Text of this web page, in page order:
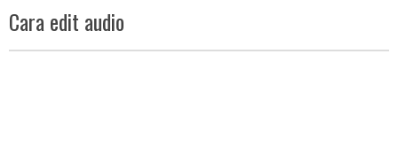
I
Cara edit audio